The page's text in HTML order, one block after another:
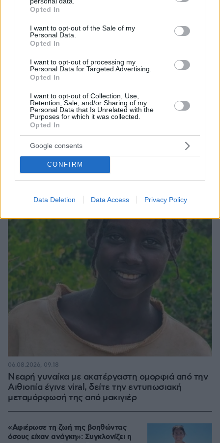
grant or deny consent to Google and its third-party tags to
use your data for below specified purposes in below Google
consent section.
Opted In
I want to opt-out of the Sale of my
Personal Data.
Opted In
I want to opt-out of processing my
Personal Data for Targeted Advertising.
Opted In
I want to opt-out of Collection, Use,
Retention, Sale, and/or Sharing of my
Personal Data that Is Unrelated with the
Purposes for which it was collected.
Opted In
Google consents
CONFIRM
Data Deletion Data Access Privacy Policy
Η αποκαλυπτική κατάθεση της συζύγου του
Αφγανού: Πώς γνωρίσαμε τη Λίσα, γιατί
υποψιάστηκα ότι ήταν το πτώμα στη βαλίτσα
06.08.2026, 12:32
Νεαρή γυναίκα με ακατέργαστη ομορφιά από την
Αιθιοπία έγινε viral, δείτε την εντυπωσιακή
μεταμόρφωσή της από μακιγιέρ
06.08.2026, 09:18
«Αφιέρωσε τη ζωή της βοηθώντας
όσους είχαν ανάγκη»: Συγκλονίζει η